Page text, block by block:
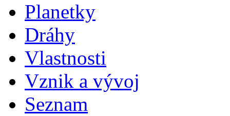
Planetky
Dráhy
Vlastnosti
Vznik a vývoj
Seznam